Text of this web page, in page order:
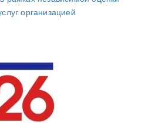
организацией